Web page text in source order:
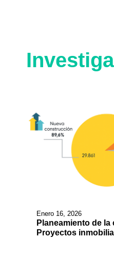
Enero 16, 2026
Planeamiento de
Proyectos